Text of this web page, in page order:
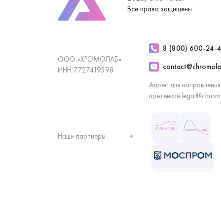
Все права защищены.
ООО «ХРОМОЛАБ»
ИНН 7727419598
8 (800) 600-24-
Адрес для направления
претензий:
Наши партнеры